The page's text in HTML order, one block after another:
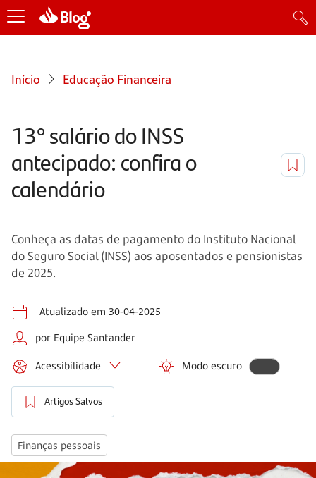
Início Educação Financeira
13° salário do INSS
antecipado: confira o
calendário
Conheça as datas de pagamento do Instituto Nacional
do Seguro Social (INSS) aos aposentados e pensionistas
de 2025.
Atualizado em 30-04-2025
por Equipe Santander
Acessibilidade Modo escuro
Artigos Salvos
Finanças pessoais